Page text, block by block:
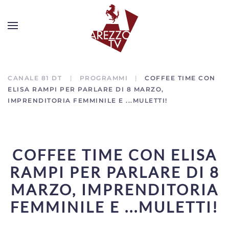
CANALE 81 DT PROGRAMMI
COFFEE TIME CON
ELISA RAMPI PER PARLARE DI 8 MARZO,
IMPRENDITORIA FEMMINILE E ...MULETTI!
COFFEE TIME CON ELISA
RAMPI PER PARLARE DI 8
MARZO, IMPRENDITORIA
FEMMINILE E ...MULETTI!